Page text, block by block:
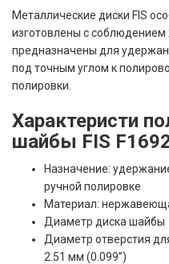
Металлические диски FIS
изготовлены с соблюдением
предназначены для
под точным углом к
полировки.
Характеристи
шайбы FIS
Назначение:
ручной полировке
Материал:
Диаметр диска шайбы
Диаметр отверстия
2.51 мм (0.099”)